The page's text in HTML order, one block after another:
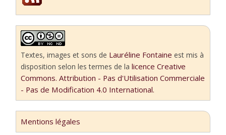
Textes, images et sons de Lauréline Fontaine est mis à
disposition selon les termes de lalicence Creative
Commons. Attribution - Pas d'Utilisation Commerciale
- Pas de Modification 4.0 International.
Mentions légales